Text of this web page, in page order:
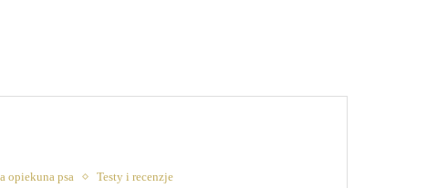
opiekuna psa Testy i recenzje